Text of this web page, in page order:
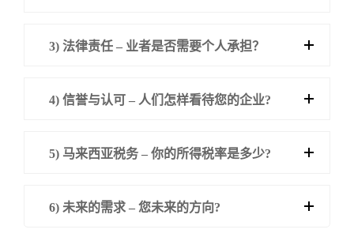
3) 法律责任 – 业者是否需要个人承担？
4) 信誉与认可 – 人们怎样看待您的企业?
5) 马来西亚税务 – 你的所得税率是多少?
6) 未来的需求 – 您未来的方向?